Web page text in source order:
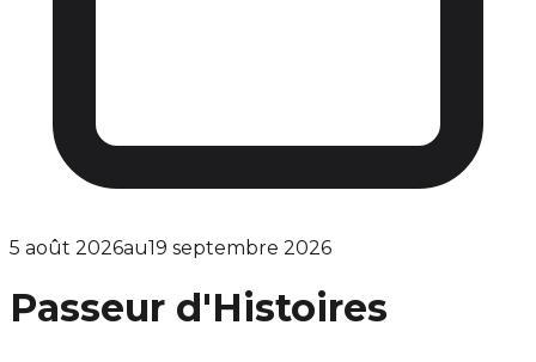
5 août 2026au19 septembre 2026
Passeur d'Histoires